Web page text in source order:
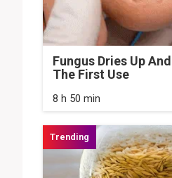
Fungus Dries Up
The First Use
8 h 50 min